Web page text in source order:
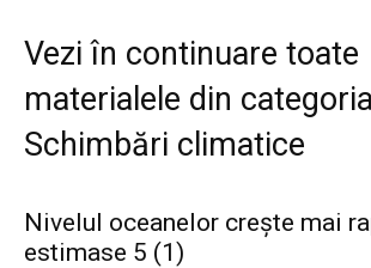
Vezi în continuare toate
materialele din categoria
Schimbări climatice
Nivelul oceanelor crește mai
estimase 5 (1)